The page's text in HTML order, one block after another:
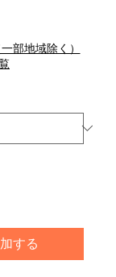
ル
価
部地域除く）
する